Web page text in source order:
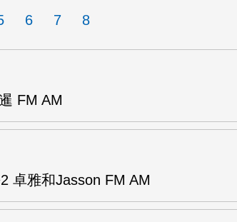
6 7 8
FM AM
卓雅和Jasson FM AM